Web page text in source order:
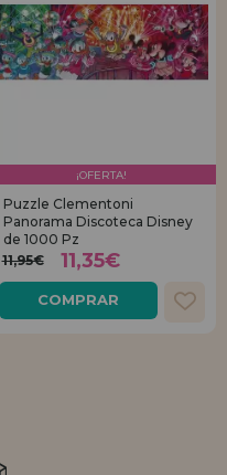
¡OFERTA!
Puzzle Clementoni
Panorama Discoteca Disney
de 1000 Pz
11,95€
11,35€
COMPRAR